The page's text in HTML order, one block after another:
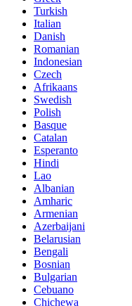
Turkish
Italian
Danish
Romanian
Indonesian
Czech
Afrikaans
Swedish
Polish
Basque
Catalan
Esperanto
Hindi
Lao
Albanian
Amharic
Armenian
Azerbaijani
Belarusian
Bengali
Bosnian
Bulgarian
Cebuano
Chichewa